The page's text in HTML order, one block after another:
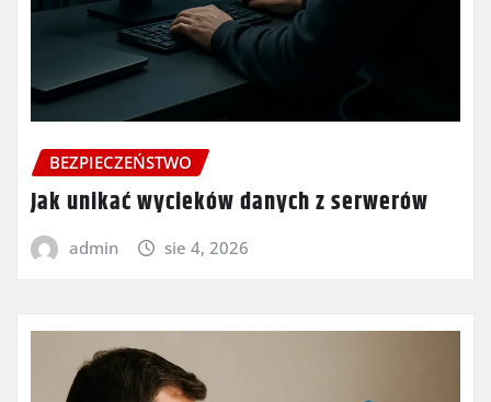
BEZPIECZEŃSTWO
Jak unikać wycieków danych z serwerów
admin sie 4, 2026